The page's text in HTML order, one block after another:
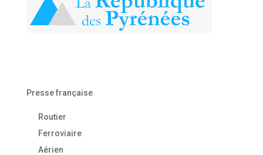
Presse française
Routier
Ferroviaire
Aérien